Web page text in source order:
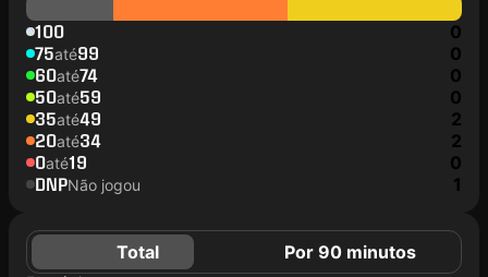
100 0
75até99 0
60até74 0
50até59 0
35até49 2
20até34 2
0até19 0
DNPNão jogou 1
Total Por 90 minutos